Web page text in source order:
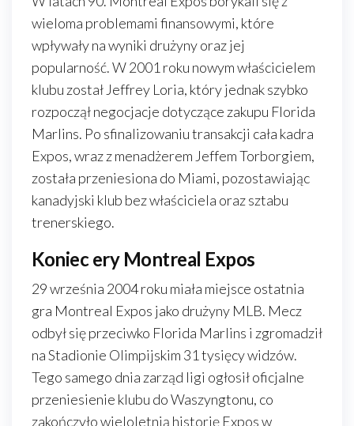
wieloma problemami finansowymi, które
wpływały na wyniki drużyny oraz jej
popularność. W 2001 roku nowym właścicielem
klubu został Jeffrey Loria, który jednak szybko
rozpoczął negocjacje dotyczące zakupu Florida
Marlins. Po sfinalizowaniu transakcji cała kadra
Expos, wraz z menadżerem Jeffem Torborgiem,
została przeniesiona do Miami, pozostawiając
kanadyjski klub bez właściciela oraz sztabu
trenerskiego.
Koniec ery Montreal Expos
29 września 2004 roku miała miejsce ostatnia
gra Montreal Expos jako drużyny MLB. Mecz
odbył się przeciwko Florida Marlins i zgromadził
na Stadionie Olimpijskim 31 tysięcy widzów.
Tego samego dnia zarząd ligi ogłosił oficjalne
przeniesienie klubu do Waszyngtonu, co
zakończyło wieloletnią historię Expos w